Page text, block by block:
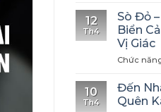
12
Th4
Sò Đỏ
Biển
Vị Giác
Chức
10
Th4
Đến
Quên